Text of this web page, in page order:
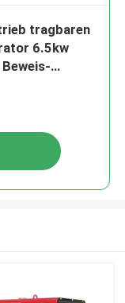
tragbaren
6.5kw